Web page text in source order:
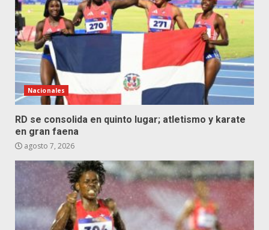
Nacionales
RD se consolida en quinto lugar; atletismo y karate
en gran faena
agosto 7, 2026